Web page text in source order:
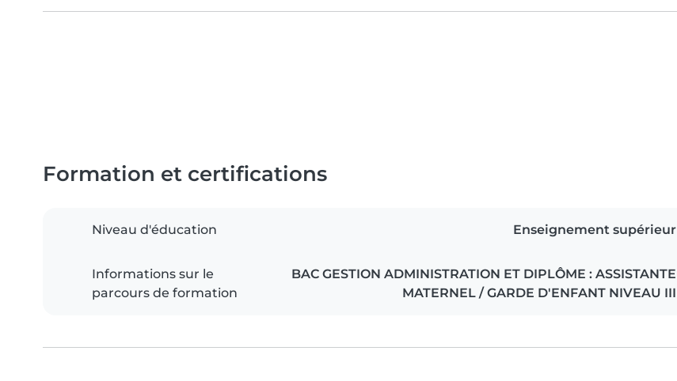
Formation et certifications
Niveau d'éducation Enseignement supérieur
Informations sur le
parcours de formation
BAC GESTION ADMINISTRATION ET DIPLÔME : ASSISTANTE
MATERNEL / GARDE D'ENFANT NIVEAU III